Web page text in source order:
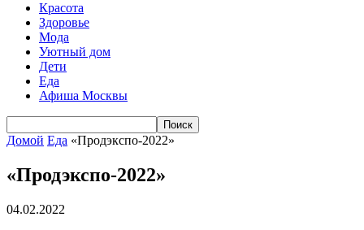
Красота
Здоровье
Мода
Уютный дом
Дети
Еда
Афиша Москвы
Домой Еда «Продэкспо-2022»
«Продэкспо-2022»
04.02.2022